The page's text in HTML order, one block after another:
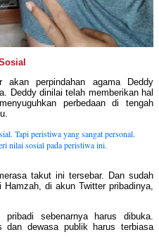
akan perpindahan agama Deddy
Deddy dinilai telah memberikan hal
perbedaan di tengah
Tapi peristiwa yang sangat personal.
nilai sosial pada peristiwa ini.
takut ini tersebar. Dan sudah
Hamzah, di akun Twitter pribadinya,
sebenarnya harus dibuka.
dewasa publik harus terbiasa